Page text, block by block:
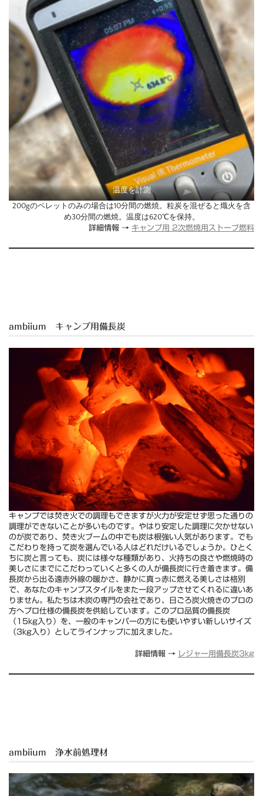
温度を計測
200gのペレットのみの場合は10分間の燃焼。粒炭を混ぜると熾火を含
め30分間の燃焼。温度は620℃を保持。
詳細情報 → キャンプ用 2次燃焼用ストーブ燃料
ambiium キャンプ用備長炭
キャンプでは焚き火での調理もできますが火力が安定せず思った通りの
調理ができないことが多いものです。やはり安定した調理に欠かせない
のが炭であり、焚き火ブームの中でも炭は根強い人気があります。でも
こだわりを持って炭を選んでいる人はどれだけいるでしょうか。ひとく
ちに炭と言っても、炭には様々な種類があり、火持ちの良さや燃焼時の
美しさにまでにこだわっていくと多くの人が備長炭に行き着きます。備
長炭から出る遠赤外線の暖かさ、静かに真っ赤に燃える美しさは格別
で、あなたのキャンプスタイルをまた一段アップさせてくれるに違いあ
りません。私たちは木炭の専門の会社であり、日ごろ炭火焼きのプロの
方へプロ仕様の備長炭を供給しています。このプロ品質の備長炭
（15kg入り）を、一般のキャンパーの方にも使いやすい新しいサイズ
（3kg入り）としてラインナップに加えました。
詳細情報 → レジャー用備長炭3kg
ambiium 浄水前処理材